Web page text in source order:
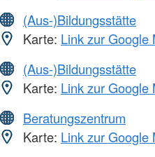
(Aus-)Bildungsstätte
Karte: Link zur Google
(Aus-)Bildungsstätte
Karte: Link zur Google
Beratungszentrum
Karte: Link zur Google